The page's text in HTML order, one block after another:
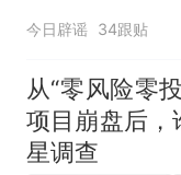
（2026·08·06
今日辟谣 34跟贴
从“零风险零
项目崩盘后，
星调查